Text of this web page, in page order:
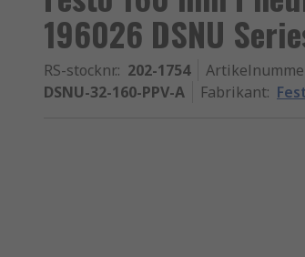
196026 DSNU
RS-stocknr.: 202-1754
DSNU-32-160-PPV-A
Fabrikant: